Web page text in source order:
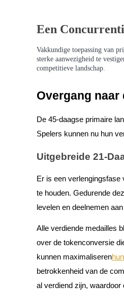
Leer hoe u winstgevend kunt
Een
Vakkundige toepassing van
sterke aanwezigheid te
competitieve landschap.
Overgang naar
De 45-daagse primaire
Spelers kunnen nu hun
Uitgebreide 21-
Er is een
te houden. Gedurende
levelen en deelnemen
Alle verdiende medailles
over de tokenconversie
kunnen maximaliseren
betrokkenheid van de
al verdiend zijn,